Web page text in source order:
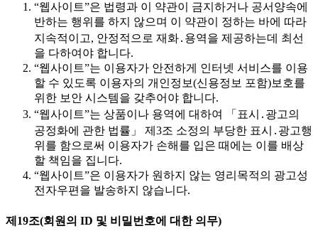
“웹사이트”은 법령과 이 약관이 금지하거나 공서양속에
반하는 행위를 하지 않으며 이 약관이 정하는 바에 따라
지속적이고, 안정적으로 재화․용역을 제공하는데 최선
을 다하여야 합니다.
“웹사이트”는 이용자가 안전하게 인터넷 서비스를 이용
할 수 있도록 이용자의 개인정보(신용정보 포함)보호를
위한 보안 시스템을 갖추어야 합니다.
“웹사이트”는 상품이나 용역에 대하여 「표시․광고의
공정화에 관한 법률」 제3조 소정의 부당한 표시․광고행
위를 함으로써 이용자가 손해를 입은 때에는 이를 배상
할 책임을 집니다.
“웹사이트”은 이용자가 원하지 않는 영리목적의 광고성
전자우편을 발송하지 않습니다.
제19조(회원의 ID 및 비밀번호에 대한 의무)